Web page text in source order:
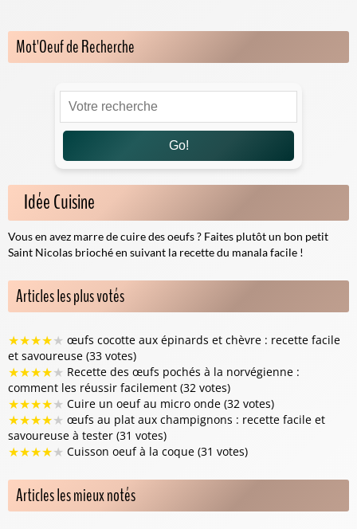
Mot'Oeuf de Recherche
Go!
Idée Cuisine
Vous en avez marre de cuire des oeufs ? Faites plutôt un bon petit
Saint Nicolas brioché en suivant la recette du manalafacile !
Articles les plus votés
★★★★★ œufs cocotte aux épinards et chèvre : recette facile
et savoureuse (33 votes)
★★★★★ Recette des œufs pochés à la norvégienne :
comment les réussir facilement (32 votes)
★★★★★ Cuire un oeuf au micro onde (32 votes)
★★★★★ œufs au plat aux champignons : recette facile et
savoureuse à tester (31 votes)
★★★★★ Cuisson oeuf à la coque (31 votes)
Articles les mieux notés